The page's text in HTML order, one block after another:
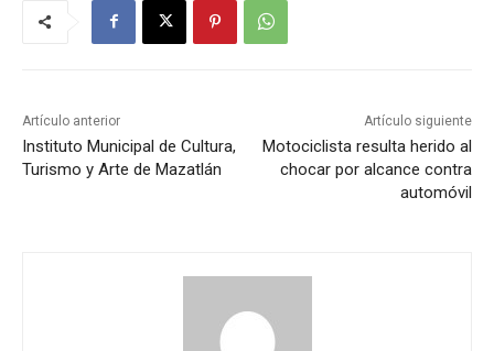
Artículo anterior
Instituto Municipal de Cultura,
Turismo y Arte de Mazatlán
Artículo siguiente
Motociclista resulta herido al
chocar por alcance contra
automóvil